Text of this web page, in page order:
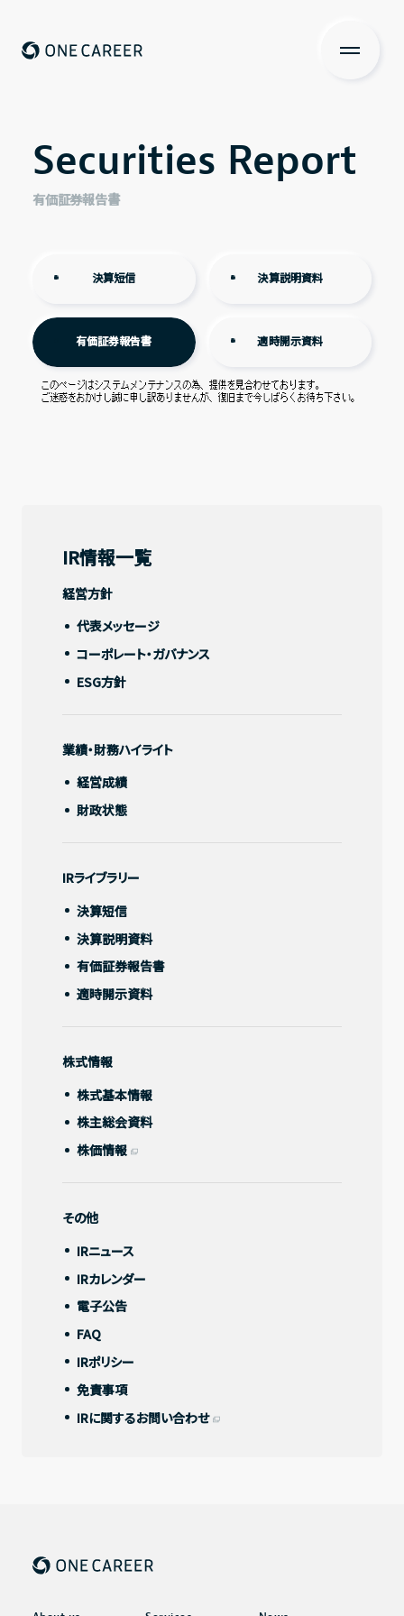
ONE CAREER
私たちについて
Services
ニュース
Investors Relations
投資家の皆さまへ
IR情報一覧
ESG方針
財政状態
IRライブラリー
決算短信
決算説明資料
有価証券報告書
株式情報
株式基本情報
株価情報
その他
IRニュース
IRカレンダー
電子公告
FAQ
お問い合わせ
〒150-0031
東京都渋谷区桜丘町20-1 渋谷インフォスタワー16階
Securities Report
Securities Report
有価証券報告書
決算短信 決算説明資料
有価証券報告書 適時開示資料
IR情報一覧
経営方針
代表メッセージ
コーポレート・ガバナンス
ESG方針
業績・財務ハイライト
経営成績
財政状態
IRライブラリー
決算短信
決算説明資料
有価証券報告書
適時開示資料
株式情報
株式基本情報
株主総会資料
株価情報
その他
IRニュース
IRカレンダー
電子公告
FAQ
IRポリシー
免責事項
IRに関するお問い合わせ